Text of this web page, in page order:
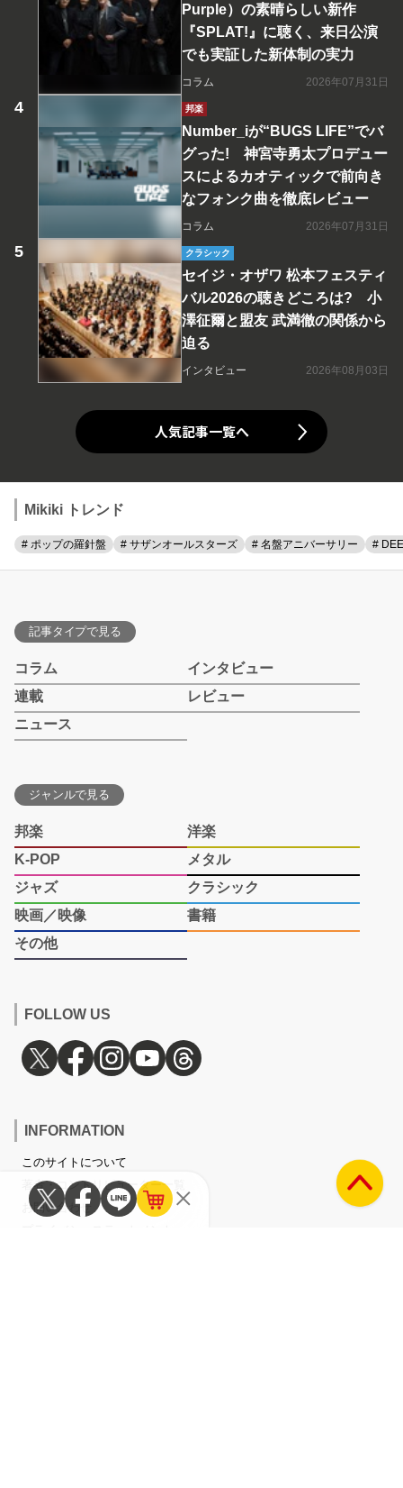
Purple）の素晴らしい新作
『SPLAT!』に聴く、来日公演
でも実証した新体制の実力
コラム 2026年07月31日
邦楽
Number_iが“BUGS LIFE”でバ
グった! 神宮寺勇太プロデュー
スによるカオティックで前向き
なフォンク曲を徹底レビュー
コラム 2026年07月31日
クラシック
セイジ・オザワ 松本フェスティ
バル2026の聴きどころは? 小
澤征爾と盟友 武満徹の関係から
迫る
インタビュー 2026年08月03日
人気記事一覧へ
Mikiki トレンド
# ポップの羅針盤 # サザンオールスターズ # 名盤アニバーサリー #
記事タイプで見る
コラム
インタビュー
連載
レビュー
ニュース
ジャンルで見る
邦楽
洋楽
K-POP
メタル
ジャズ
クラシック
映画／映像
書籍
その他
FOLLOW US
INFORMATION
このサイトについて
著者・コントリビューター一覧
お問い合わせ